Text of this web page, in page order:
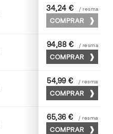
52 x 70
34,24 € / resma
COMPRAR
72 x 102
94,88 € / resma
COMPRAR
65 x 90
54,99 € / resma
COMPRAR
70 x 100
65,36 € / resma
COMPRAR